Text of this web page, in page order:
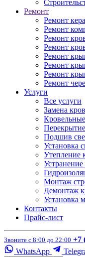
Ремонт
Ремонт
Ремонт
Ремонт
Ремонт
Ремонт
Ремонт
Ремонт
Ремонт
Услуги
Все услуги
Замена
Подшив
Установка
Утепление
Монтаж
Демонтаж
Установка
Контакты
Прайс-лист
Звоните с 8:00 до 22:00 +7
WhatsApp